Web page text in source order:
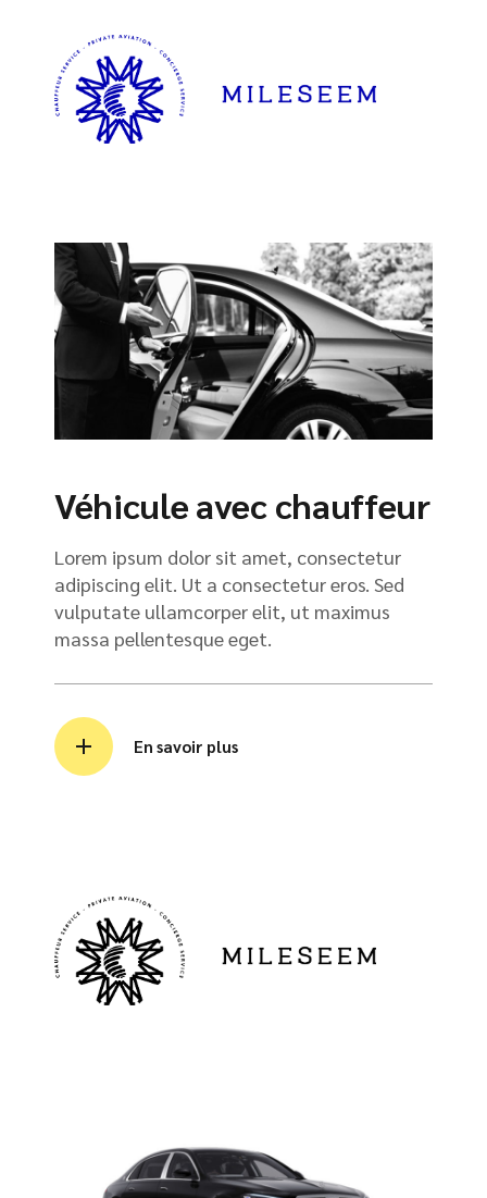
Véhicule avec chauffeur
Lorem ipsum dolor sit amet, consectetur
adipiscing elit. Ut a consectetur eros. Sed
vulputate ullamcorper elit, ut maximus
massa pellentesque eget.
En savoir plus